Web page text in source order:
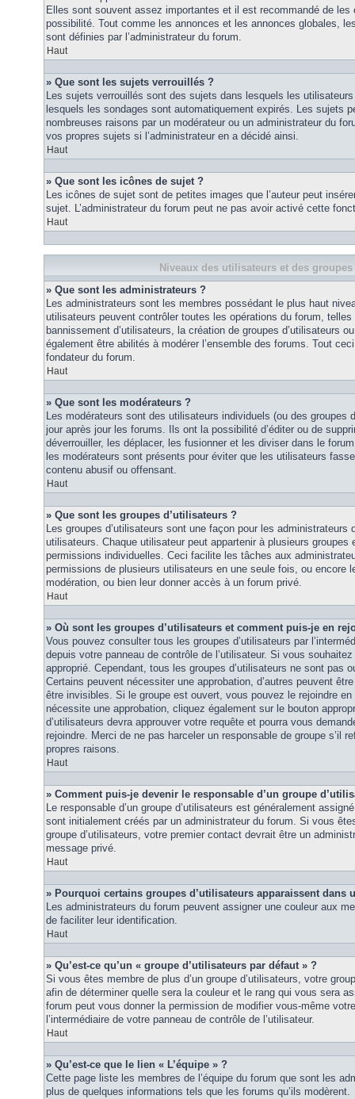
Elles sont souvent assez importantes et il est recommandé de
possibilité. Tout comme les annonces et les annonces globales,
sont définies par l’administrateur du forum.
Haut
» Que sont les sujets verrouillés ?
Les sujets verrouillés sont des sujets dans lesquels les
lesquels les sondages sont automatiquement expirés. Les sujets
nombreuses raisons par un modérateur ou un administrateur du
vos propres sujets si l’administrateur en a décidé ainsi.
Haut
» Que sont les icônes de sujet ?
Les icônes de sujet sont de petites images que l’auteur peut
sujet. L’administrateur du forum peut ne pas avoir activé cette
Haut
Niveaux des utilisateurs et des
» Que sont les administrateurs ?
Les administrateurs sont les membres possédant le plus haut
utilisateurs peuvent contrôler toutes les opérations du forum,
bannissement d’utilisateurs, la création de groupes d’utilisateurs
également être abilités à modérer l’ensemble des forums. Tout
fondateur du forum.
Haut
» Que sont les modérateurs ?
Les modérateurs sont des utilisateurs individuels (ou des groupes
jour après jour les forums. Ils ont la possibilité d’éditer ou de
déverrouiller, les déplacer, les fusionner et les diviser dans le
les modérateurs sont présents pour éviter que les utilisateurs
contenu abusif ou offensant.
Haut
» Que sont les groupes d’utilisateurs ?
Les groupes d’utilisateurs sont une façon pour les administrateurs
utilisateurs. Chaque utilisateur peut appartenir à plusieurs groupes
permissions individuelles. Ceci facilite les tâches aux
permissions de plusieurs utilisateurs en une seule fois, ou encore
modération, ou bien leur donner accès à un forum privé.
Haut
» Où sont les groupes d’utilisateurs et comment puis-je en
Vous pouvez consulter tous les groupes d’utilisateurs par
depuis votre panneau de contrôle de l’utilisateur. Si vous
approprié. Cependant, tous les groupes d’utilisateurs ne sont pas
Certains peuvent nécessiter une approbation, d’autres peuvent
être invisibles. Si le groupe est ouvert, vous pouvez le rejoindre en
nécessite une approbation, cliquez également sur le bouton
d’utilisateurs devra approuver votre requête et pourra vous
rejoindre. Merci de ne pas harceler un responsable de groupe s’il
propres raisons.
Haut
» Comment puis-je devenir le responsable d’un groupe
Le responsable d’un groupe d’utilisateurs est généralement
sont initialement créés par un administrateur du forum. Si vous
groupe d’utilisateurs, votre premier contact devrait être un
message privé.
Haut
» Pourquoi certains groupes d’utilisateurs apparaissent dans
Les administrateurs du forum peuvent assigner une couleur aux
de faciliter leur identification.
Haut
» Qu’est-ce qu’un « groupe d’utilisateurs par défaut » ?
Si vous êtes membre de plus d’un groupe d’utilisateurs, votre
afin de déterminer quelle sera la couleur et le rang qui vous sera
forum peut vous donner la permission de modifier vous-même
l’intermédiaire de votre panneau de contrôle de l’utilisateur.
Haut
» Qu’est-ce que le lien « L’équipe » ?
Cette page liste les membres de l’équipe du forum que sont les
plus de quelques informations tels que les forums qu’ils modèrent.